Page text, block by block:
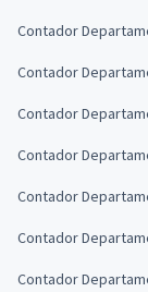
Contador
Contador
Contador
Contador
Contador
Contador
Contador